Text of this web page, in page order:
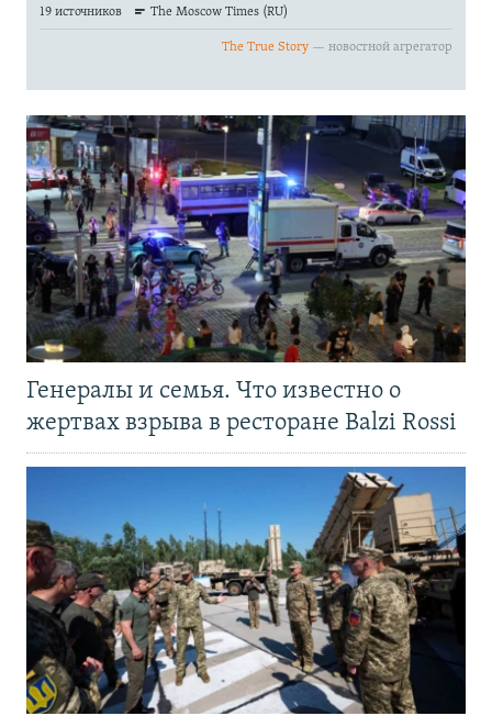
Генералы и семья. Что известно о
жертвах взрыва в ресторане Balzi Rossi